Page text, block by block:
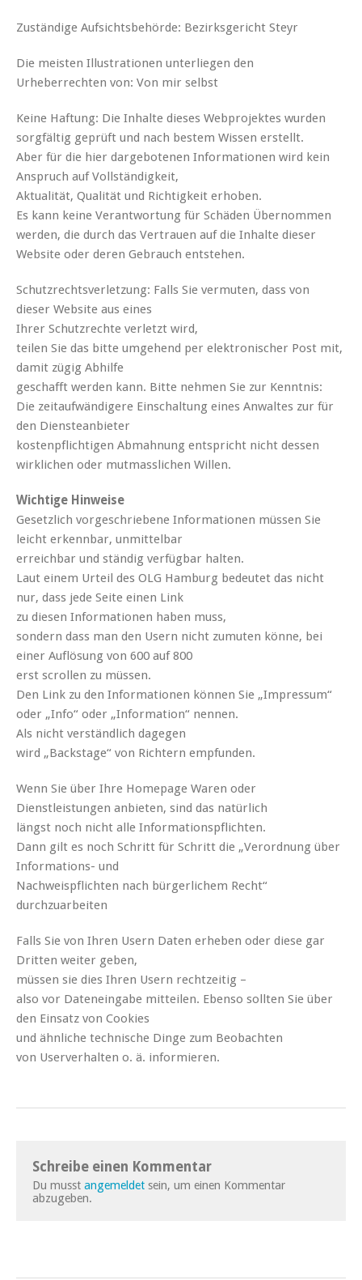
Zuständige Aufsichtsbehörde: Bezirksgericht Steyr
Die meisten Illustrationen unterliegen den
Urheberrechten von: Von mir selbst
Keine Haftung: Die Inhalte dieses Webprojektes wurden
sorgfältig geprüft und nach bestem Wissen erstellt.
Aber für die hier dargebotenen Informationen wird kein
Anspruch auf Vollständigkeit,
Aktualität, Qualität und Richtigkeit erhoben.
Es kann keine Verantwortung für Schäden Übernommen
werden, die durch das Vertrauen auf die Inhalte dieser
Website oder deren Gebrauch entstehen.
Schutzrechtsverletzung: Falls Sie vermuten, dass von
dieser Website aus eines
Ihrer Schutzrechte verletzt wird,
teilen Sie das bitte umgehend per elektronischer Post mit,
damit zügig Abhilfe
geschafft werden kann. Bitte nehmen Sie zur Kenntnis:
Die zeitaufwändigere Einschaltung eines Anwaltes zur für
den Diensteanbieter
kostenpflichtigen Abmahnung entspricht nicht dessen
wirklichen oder mutmasslichen Willen.
Wichtige Hinweise
Gesetzlich vorgeschriebene Informationen müssen Sie
leicht erkennbar, unmittelbar
erreichbar und ständig verfügbar halten.
Laut einem Urteil des OLG Hamburg bedeutet das nicht
nur, dass jede Seite einen Link
zu diesen Informationen haben muss,
sondern dass man den Usern nicht zumuten könne, bei
einer Auflösung von 600 auf 800
erst scrollen zu müssen.
Den Link zu den Informationen können Sie „Impressum“
oder „Info“ oder „Information“ nennen.
Als nicht verständlich dagegen
wird „Backstage“ von Richtern empfunden.
Wenn Sie über Ihre Homepage Waren oder
Dienstleistungen anbieten, sind das natürlich
längst noch nicht alle Informationspflichten.
Dann gilt es noch Schritt für Schritt die „Verordnung über
Informations- und
Nachweispflichten nach bürgerlichem Recht“
durchzuarbeiten
Falls Sie von Ihren Usern Daten erheben oder diese gar
Dritten weiter geben,
müssen sie dies Ihren Usern rechtzeitig –
also vor Dateneingabe mitteilen. Ebenso sollten Sie über
den Einsatz von Cookies
und ähnliche technische Dinge zum Beobachten
von Userverhalten o. ä. informieren.
Schreibe einen Kommentar
Du musst angemeldet sein, um einen Kommentar
abzugeben.